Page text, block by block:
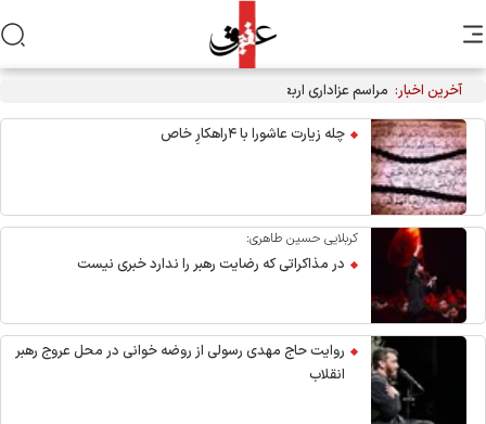
آخرین اخبار: مراسم عزاداری اربعین هیأت‌های دانشجویی در جوار محل شهادت
رهبر انقلاب
چله زیارت عاشورا با ۴راهکارِ خاص
کربلایی حسین طاهری:
در مذاکراتی که رضایت رهبر را ندارد خبری نیست
روایت حاج مهدی رسولی از روضه خوانی در محل عروج رهبر
انقلاب